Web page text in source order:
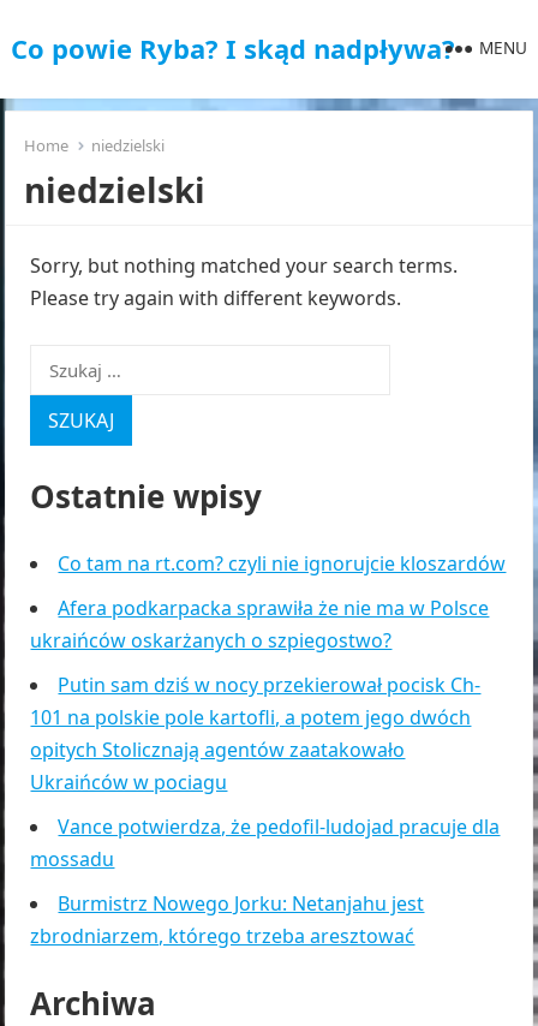
Co powie Ryba? I skąd nadpływa? MENU
Home niedzielski
niedzielski
Sorry, but nothing matched your search terms.
Please try again with different keywords.
Szukaj:
Ostatnie wpisy
Co tam na rt.com? czyli nie ignorujcie kloszardów
Afera podkarpacka sprawiła że nie ma w Polsce
ukraińców oskarżanych o szpiegostwo?
Putin sam dziś w nocy przekierował pocisk Ch-
101 na polskie pole kartofli, a potem jego dwóch
opitych Stolicznają agentów zaatakowało
Ukraińców w pociagu
Vance potwierdza, że pedofil-ludojad pracuje dla
mossadu
Burmistrz Nowego Jorku: Netanjahu jest
zbrodniarzem, którego trzeba aresztować
Archiwa